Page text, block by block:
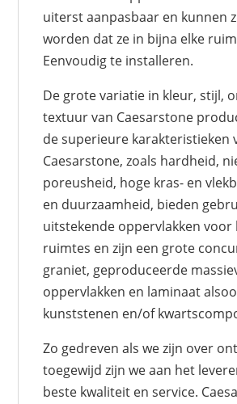
uiterst aanpasbaar en kunnen
worden dat ze in bijna elke
Eenvoudig te installeren.
De grote variatie in kleur, stijl,
textuur van Caesarstone
de superieure karakteristieken
Caesarstone, zoals hardheid,
poreusheid, hoge kras- en
en duurzaamheid, bieden
uitstekende oppervlakken
ruimtes en zijn een grote
graniet, geproduceerde
oppervlakken en laminaat
kunststenen en/of
Zo gedreven als we zijn over
toegewijd zijn we aan het
beste kwaliteit en service.